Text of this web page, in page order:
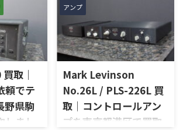
ルーのパ
フロント
、Power
などを
査定では、
付属品の有無を確認しながら
査定いたしました。 買取商
品：SANSUI AU-D907 LIMITED
メーカー：SANSUI / 山水 / ...
C712」
だきま
は、
スパネル
操作機能
ステート
プで、左
、入力
ーンコン
入力、バ
山梨県大月市で、生前整理に伴
いJBLの大型スピーカー「C50
OLYMPUS S7R」を出張買取さ
せていただきました。今回の
お品物は、長年大切に音楽を
楽しまれてきたご本人様より、
オーディオ機器の整理を進めた
いとのご相談をいただいたも
のです。 JBL C50 OLYMPUS
S7Rは、Olympus専用エンクロ
取｜
頼でテ
野県駒
まし
アンプ
Mark Levinson
No.26L / PLS-226L 買
取｜コントロールアン
プを東京都港区で買取